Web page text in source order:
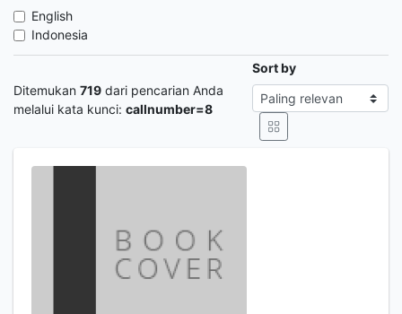
English
Indonesia
Ditemukan 719 dari pencarian Anda
melalui kata kunci: callnumber=8
Sort by